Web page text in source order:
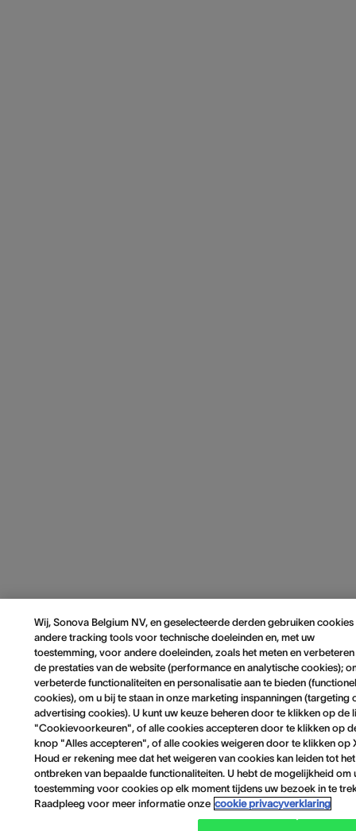
Wij, Sonova Belgium NV, en geselecteerde derden gebruiken cookies
andere tracking tools voor technische doeleinden en, met uw
toestemming, voor andere doeleinden, zoals het meten en
de prestaties van de website (performance en analytische cookies);
verbeterde functionaliteiten en personalisatie aan te bieden
cookies), om u bij te staan in onze marketing inspanningen (targeting
advertising cookies). U kunt uw keuze beheren door te klikken op de
"Cookievoorkeuren", of alle cookies accepteren door te klikken op
knop "Alles accepteren", of alle cookies weigeren door te klikken op
Houd er rekening mee dat het weigeren van cookies kan leiden tot het
ontbreken van bepaalde functionaliteiten. U hebt de mogelijkheid om
toestemming voor cookies op elk moment tijdens uw bezoek in te
Raadpleeg voor meer informatie onze cookie privacyverklaring